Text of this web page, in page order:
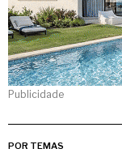
Publicidade
POR TEMAS